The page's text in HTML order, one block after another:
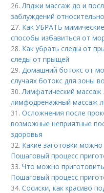
26.Лпджи массаж до и
заблуждений
27. Как УБРАТЬ
способы избавиться от
28. Как убрать следы от
следы от прыщей
29.Домашний ботокс от
случаях ботокс для зоны
30.Лимфатический массаж
лимфодренажный массаж
31.Осложнения после
возможные неприятные
здоровья
32. Какие заготовки можно
Пошаговый процесс
33.Что можно
Пошаговый процесс
34.Сосиски, как красиво